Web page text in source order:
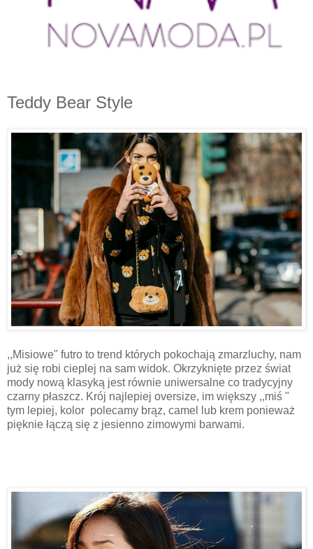
Teddy Bear Style
,,Misiowe" futro to trend których pokochają zmarzluchy, nam
już się robi cieplej na sam widok. Okrzyknięte przez świat
mody nową klasyką jest równie uniwersalne co tradycyjny
czarny płaszcz. Krój najlepiej oversize, im większy ,,miś "
tym lepiej, kolor polecamy brąz, camel lub krem ponieważ
pięknie łączą się z jesienno zimowymi barwami.